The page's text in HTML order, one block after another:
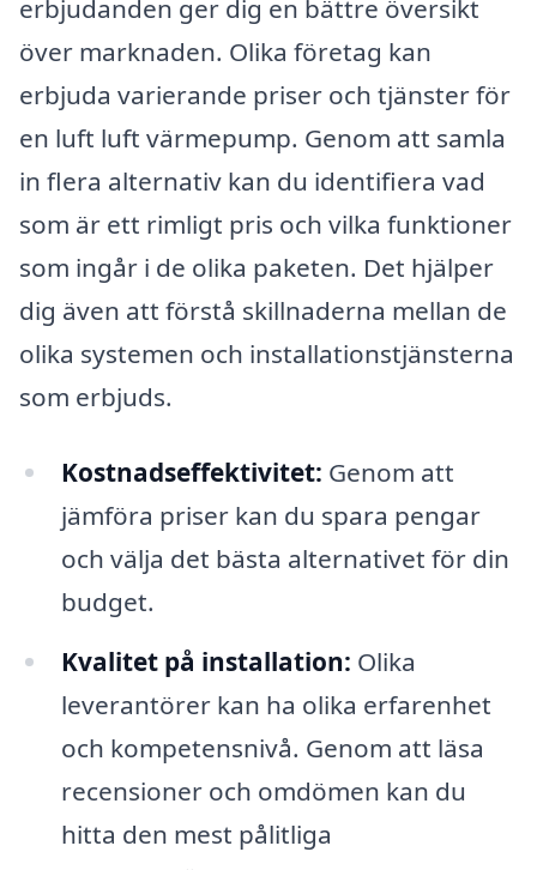
erbjudanden ger dig en bättre översikt
över marknaden. Olika företag kan
erbjuda varierande priser och tjänster för
en luft luft värmepump. Genom att samla
in flera alternativ kan du identifiera vad
som är ett rimligt pris och vilka funktioner
som ingår i de olika paketen. Det hjälper
dig även att förstå skillnaderna mellan de
olika systemen och installationstjänsterna
som erbjuds.
Kostnadseffektivitet: Genom att
jämföra priser kan du spara pengar
och välja det bästa alternativet för din
budget.
Kvalitet på installation: Olika
leverantörer kan ha olika erfarenhet
och kompetensnivå. Genom att läsa
recensioner och omdömen kan du
hitta den mest pålitliga